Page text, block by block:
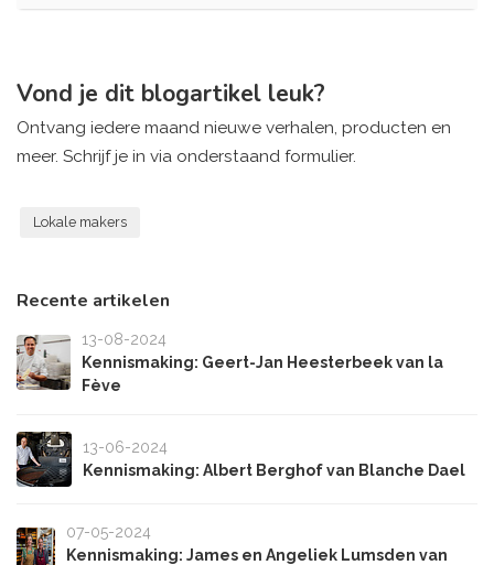
Vond je dit blogartikel leuk?
Ontvang iedere maand nieuwe verhalen, producten en
meer. Schrijf je in via onderstaand formulier.
Lokale makers
Recente artikelen
13-08-2024
Kennismaking: Geert-Jan Heesterbeek van la
Fève
13-06-2024
Kennismaking: Albert Berghof van Blanche Dael
07-05-2024
Kennismaking: James en Angeliek Lumsden van